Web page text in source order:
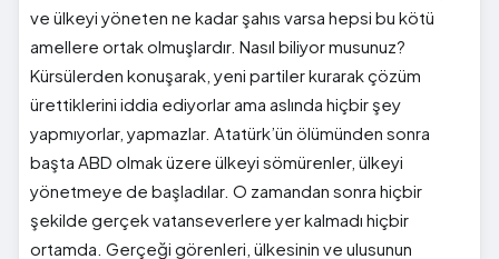
ve ülkeyi yöneten ne kadar şahıs varsa hepsi bu kötü
amellere ortak olmuşlardır. Nasıl biliyor musunuz?
Kürsülerden konuşarak, yeni partiler kurarak çözüm
ürettiklerini iddia ediyorlar ama aslında hiçbir şey
yapmıyorlar, yapmazlar. Atatürk’ün ölümünden sonra
başta ABD olmak üzere ülkeyi sömürenler, ülkeyi
yönetmeye de başladılar. O zamandan sonra hiçbir
şekilde gerçek vatanseverlere yer kalmadı hiçbir
ortamda. Gerçeği görenleri, ülkesinin ve ulusunun